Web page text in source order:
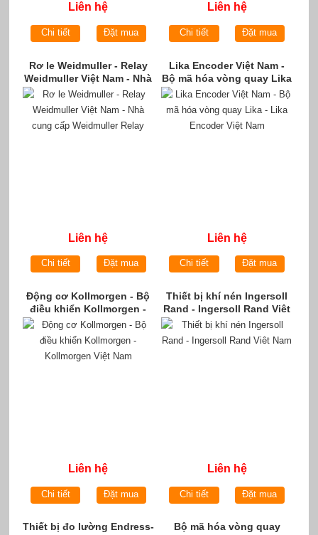
Liên hệ
Chi tiết Đặt mua
Liên hệ
Chi tiết Đặt mua
Rơ le Weidmuller - Relay
Weidmuller Việt Nam - Nhà
cung cấp Weidmuller
Relay
Liên hệ
Chi tiết Đặt mua
Lika Encoder Việt Nam -
Bộ mã hóa vòng quay Lika
- Lika Encoder Việt Nam
Liên hệ
Chi tiết Đặt mua
Động cơ Kollmorgen - Bộ
điều khiển Kollmorgen -
Kollmorgen Việt Nam
Liên hệ
Chi tiết Đặt mua
Thiết bị khí nén Ingersoll
Rand - Ingersoll Rand Viêt
Nam
Liên hệ
Chi tiết Đặt mua
Thiết bị đo lường Endress-
Bộ mã hóa vòng quay